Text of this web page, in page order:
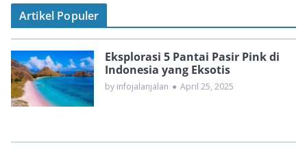
Artikel Populer
Eksplorasi 5 Pantai Pasir Pink di
Indonesia yang Eksotis
by infojalanjalan ● April 25, 2025